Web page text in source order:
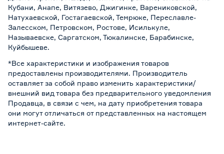
Кубани, Анапе, Витязево, Джигинке, Варениковской,
Натухаевской, Гостагаевской, Темрюке, Переславле-
Залесском, Петровском, Ростове, Исилькуле,
Называевске, Саргатском, Тюкалинске, Барабинске,
Куйбышеве.
*Все характеристики и изображения товаров
предоставлены производителями. Производитель
оставляет за собой право изменить характеристики/
внешний вид товара без предварительного уведомления
Продавца, в связи с чем, на дату приобретения товара
они могут отличаться от представленных на настоящем
интернет-сайте.